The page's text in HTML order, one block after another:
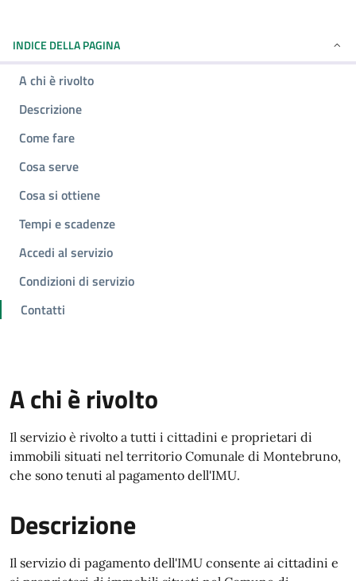
INDICE DELLA PAGINA
A chi è rivolto
Descrizione
Come fare
Cosa serve
Cosa si ottiene
Tempi e scadenze
Accedi al servizio
Condizioni di servizio
Contatti
A chi è rivolto
Il servizio è rivolto a tutti i cittadini e proprietari di
immobili situati nel territorio Comunale di Montebruno,
che sono tenuti al pagamento dell'IMU.
Descrizione
Il servizio di pagamento dell'IMU consente ai cittadini e